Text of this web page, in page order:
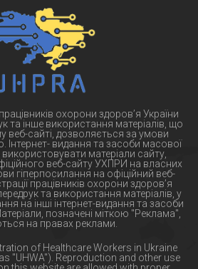
охорони здоров’я України
та інше використання матеріалів, що
веб-сайті, дозволяється за умови
Інтернет- видання та засоби масової
матеріали сайту,
веб-сайту УХПРИ на власних
гіперпосилання на офіційний веб-
працівників охорони здоров’я
та використання матеріалів, у
на інші інтернет-видання та засоби
позначені міткою "Реклама",
на правах реклами.
of Healthcare Workers in Ukraine
"UHWA"). Reproduction and other use